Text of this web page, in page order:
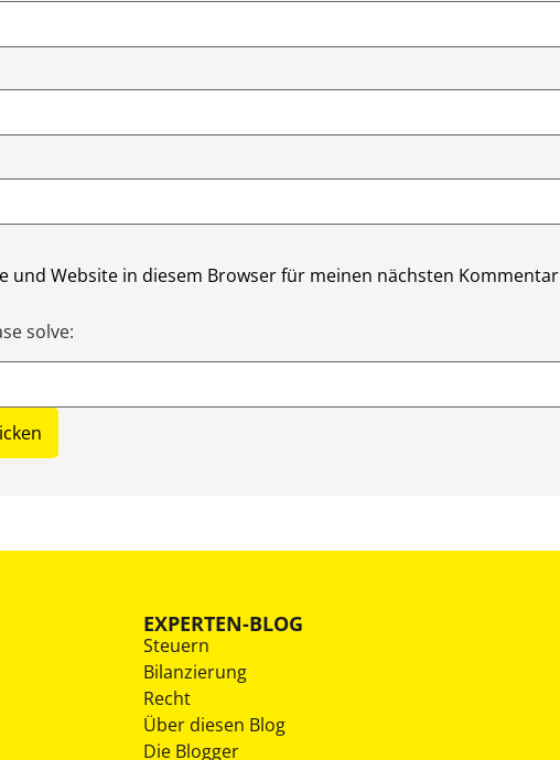
und Website in diesem Browser für meinen nächsten Kommentar
solve:
EXPERTEN-BLOG
Steuern
Bilanzierung
Recht
Über diesen Blog
Die Blogger